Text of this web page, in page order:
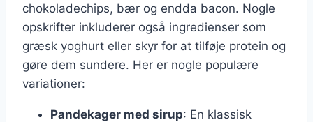
chokoladechips, bær og endda bacon. Nogle
opskrifter inkluderer også ingredienser som
græsk yoghurt eller skyr for at tilføje protein og
gøre dem sundere. Her er nogle populære
variationer:
Pandekager med sirup: En klassisk